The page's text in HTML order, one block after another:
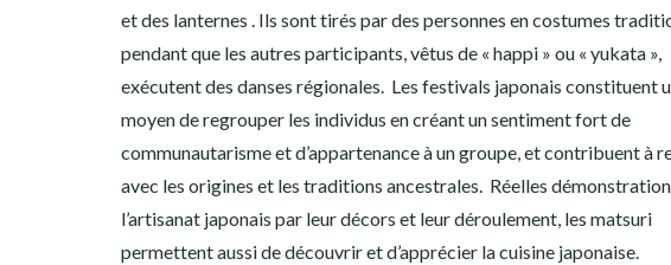
et des lanternes . Ils sont tirés par des personnes en costumes
pendant que les autres participants, vêtus de « happi » ou « yukata »,
exécutent des danses régionales. Les festivals japonais constituent
moyen de regrouper les individus en créant un sentiment fort de
communautarisme et d’appartenance à un groupe, et contribuent à
avec les origines et les traditions ancestrales. Réelles
l’artisanat japonais par leur décors et leur déroulement, les matsuri
permettent aussi de découvrir et d’apprécier la cuisine japonaise.